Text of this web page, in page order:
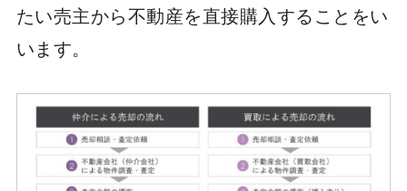
たい売主から不動産を直接購入することをい
います。